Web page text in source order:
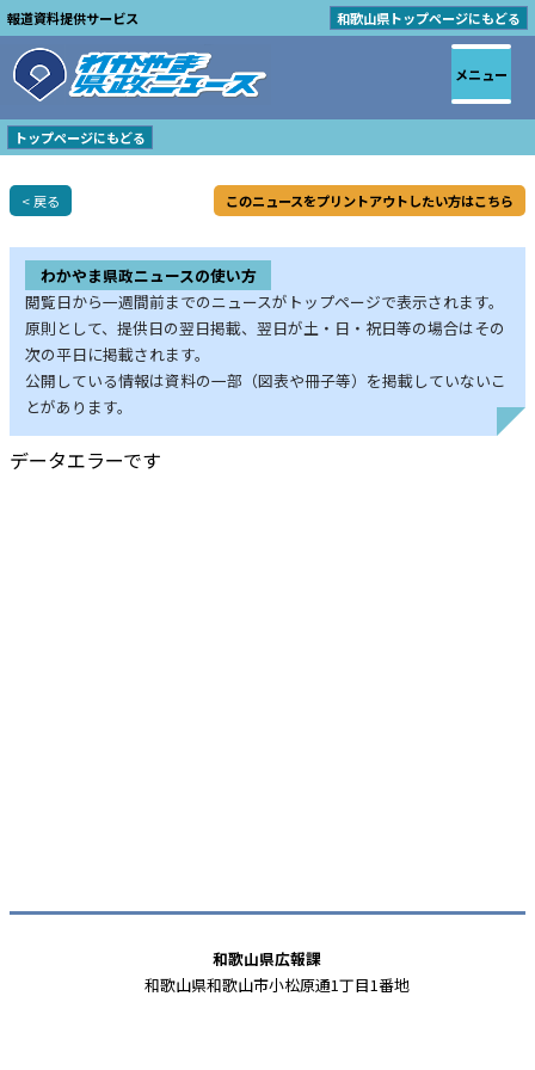
報道資料提供サービス 和歌山県トップページにもどる
トップページにもどる
< 戻る このニュースをプリントアウトしたい方はこちら
わかやま県政ニュースの使い方
閲覧日から一週間前までのニュースがトップページで表示されます。
原則として、提供日の翌日掲載、翌日が土・日・祝日等の場合はその
次の平日に掲載されます。
公開している情報は資料の一部（図表や冊子等）を掲載していないこ
とがあります。
データエラーです
メニュー
和歌山県広報課
和歌山県和歌山市小松原通1丁目1番地